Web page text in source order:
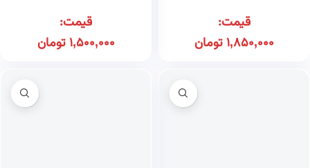
قیمت:
1,850,000تومان
قیمت:
1,500,000تومان